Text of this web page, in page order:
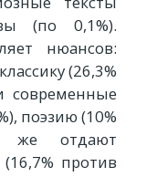
(по 0,1%).
нюансов:
(26,3%
современные
поэзию (10%
же отдают
против